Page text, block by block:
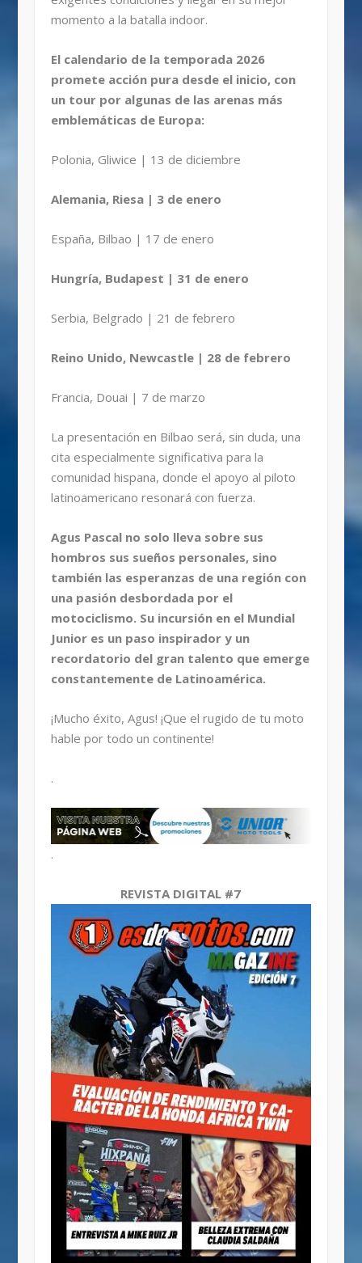
momento a la batalla indoor.
El calendario de la temporada 2026
promete acción pura desde el inicio, con
un tour por algunas de las arenas más
emblemáticas de Europa:
Polonia, Gliwice | 13 de diciembre
Alemania, Riesa | 3 de enero
España, Bilbao | 17 de enero
Hungría, Budapest | 31 de enero
Serbia, Belgrado | 21 de febrero
Reino Unido, Newcastle | 28 de febrero
Francia, Douai | 7 de marzo
La presentación en Bilbao será, sin duda, una
cita especialmente significativa para la
comunidad hispana, donde el apoyo al piloto
latinoamericano resonará con fuerza.
Agus Pascal no solo lleva sobre sus
hombros sus sueños personales, sino
también las esperanzas de una región con
una pasión desbordada por el
motociclismo. Su incursión en el Mundial
Junior es un paso inspirador y un
recordatorio del gran talento que emerge
constantemente de Latinoamérica.
¡Mucho éxito, Agus! ¡Que el rugido de tu moto
hable por todo un continente!
.
.
REVISTA DIGITAL #7